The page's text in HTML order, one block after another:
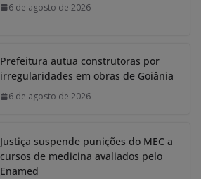
6 de agosto de 2026
Prefeitura autua construtoras por
irregularidades em obras de Goiânia
6 de agosto de 2026
Justiça suspende punições do MEC a
cursos de medicina avaliados pelo
Enamed